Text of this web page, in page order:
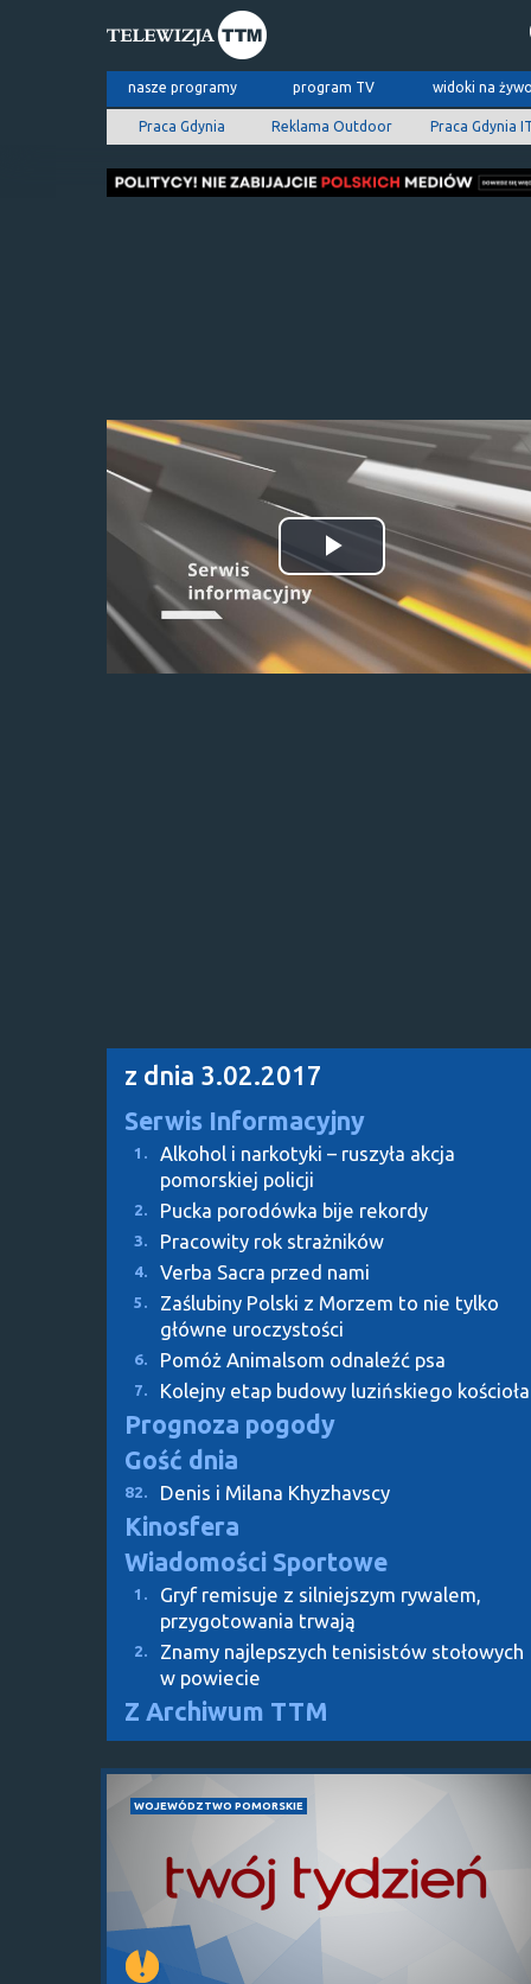
nasze programy program TV widoki na
Praca Gdynia Reklama Outdoor Praca Gdynia
Odtwórz
wideo
z dnia 3.02.2017
Serwis Informacyjny
1.
Alkohol i narkotyki – ruszyła akcja
pomorskiej policji
2. Pucka porodówka bije rekordy
3. Pracowity rok strażników
4. Verba Sacra przed nami
5.
Zaślubiny Polski z Morzem to nie tylko
główne uroczystości
6. Pomóż Animalsom odnaleźć psa
7. Kolejny etap budowy luzińskiego kościoła
Prognoza pogody
Gość dnia
82. Denis i Milana Khyzhavscy
Kinosfera
Wiadomości Sportowe
1.
Gryf remisuje z silniejszym rywalem,
przygotowania trwają
2.
Znamy najlepszych tenisistów stołowych
w powiecie
Z Archiwum TTM
WOJEWÓDZTWO POMORSKIE